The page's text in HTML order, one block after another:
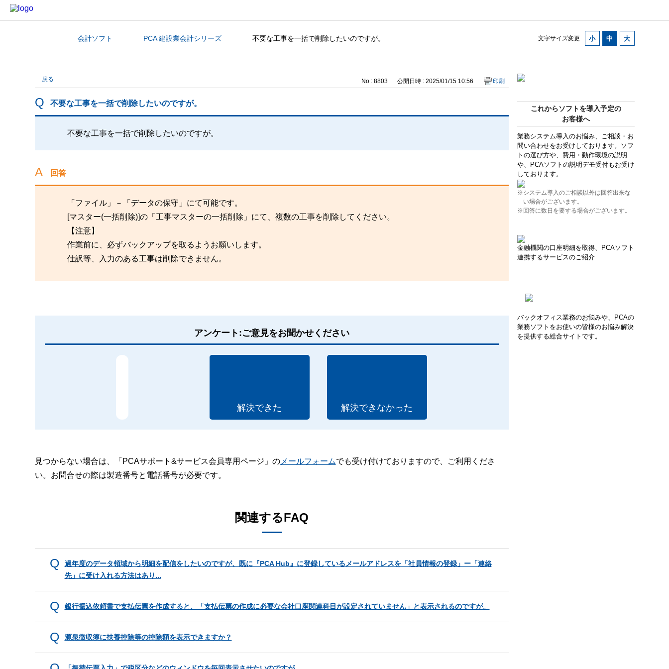
文字サイズ変更
カテゴリから探す
会計ソフト PCA 建設業会計シリーズ 不要な工事を一括で削除したいのですが。
これからソフトを導入予定の
お客様へ
業務システム導入のお悩み、ご相談・お
問い合わせをお受けしております。ソフ
トの選び方や、費用・動作環境の説明
や、PCAソフトの説明デモ受付もお受け
しております。
※システム導入のご相談以外は回答出来な
い場合がございます。
※回答に数日を要する場合がございます。
金融機関の口座明細を取得、PCAソフト
連携するサービスのご紹介
バックオフィス業務のお悩みや、PCAの
業務ソフトをお使いの皆様のお悩み解決
を提供する総合サイトです。
戻る No : 8803 公開日時 : 2025/01/15 10:56 印刷
不要な工事を一括で削除したいのですが。
不要な工事を一括で削除したいのですが。
回答
「ファイル」－「データの保守」にて可能です。
[マスター(一括削除)]の「工事マスターの一括削除」にて、複数の工事を削除してください。
【注意】
作業前に、必ずバックアップを取るようお願いします。
仕訳等、入力のある工事は削除できません。
アンケート:ご意見をお聞かせください
解決できた 解決できなかった
見つからない場合は、「PCAサポート&サービス会員専用ページ」のメールフォームでも受け付けておりますので、ご利用くださ
い。お問合せの際は製造番号と電話番号が必要です。
関連するFAQ
過年度のデータ領域から明細を配信をしたいのですが、既に『PCA Hub』に登録しているメールアドレスを「社員情報の登録」ー「連絡
先」に受け入れる方法はあり...
銀行振込依頼書で支払伝票を作成すると、「支払伝票の作成に必要な会社口座関連科目が設定されていません」と表示されるのですが。
源泉徴収簿に扶養控除等の控除額を表示できますか？